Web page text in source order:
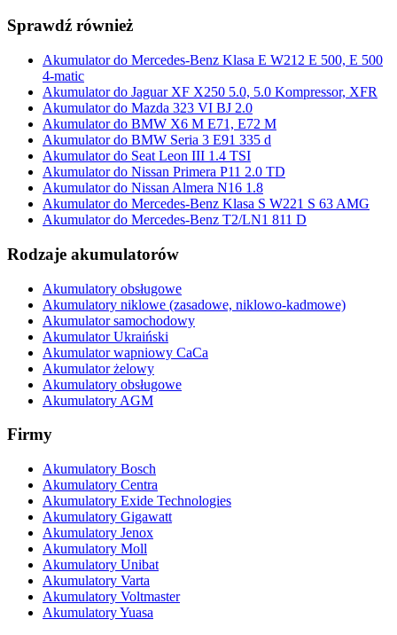
Sprawdź również
Akumulator do Mercedes-Benz Klasa E W212 E 500, E 500
4-matic
Akumulator do Jaguar XF X250 5.0, 5.0 Kompressor, XFR
Akumulator do Mazda 323 VI BJ 2.0
Akumulator do BMW X6 M E71, E72 M
Akumulator do BMW Seria 3 E91 335 d
Akumulator do Seat Leon III 1.4 TSI
Akumulator do Nissan Primera P11 2.0 TD
Akumulator do Nissan Almera N16 1.8
Akumulator do Mercedes-Benz Klasa S W221 S 63 AMG
Akumulator do Mercedes-Benz T2/LN1 811 D
Rodzaje akumulatorów
Akumulatory obsługowe
Akumulatory niklowe (zasadowe, niklowo-kadmowe)
Akumulator samochodowy
Akumulator Ukraiński
Akumulator wapniowy CaCa
Akumulator żelowy
Akumulatory obsługowe
Akumulatory AGM
Firmy
Akumulatory Bosch
Akumulatory Centra
Akumulatory Exide Technologies
Akumulatory Gigawatt
Akumulatory Jenox
Akumulatory Moll
Akumulatory Unibat
Akumulatory Varta
Akumulatory Voltmaster
Akumulatory Yuasa